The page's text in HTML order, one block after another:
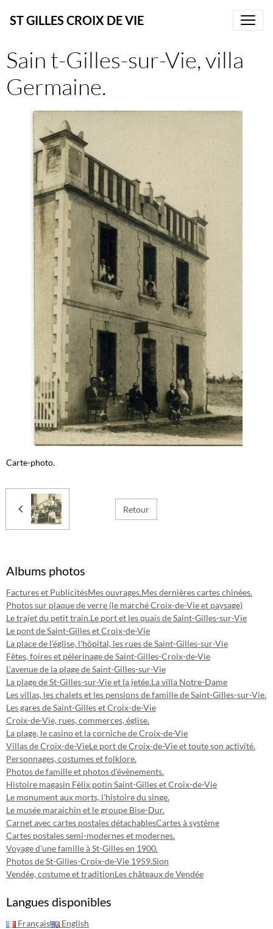
ST GILLES CROIX DE VIE
Sain t-Gilles-sur-Vie, villa
Germaine.
Carte-photo.
Retour
Albums photos
Factures et PublicitésMes ouvrages.Mes dernières cartes chinées.
Photos sur plaque de verre (le marché Croix-de-Vie et paysage)
Le trajet du petit train.Le port et les quais de Saint-Gilles-sur-Vie
Le pont de Saint-Gilles et Croix-de-Vie
La place de l'église, l'hôpital, les rues de Saint-Gilles-sur-Vie
Fêtes, foires et pélerinage de Saint-Gilles-Croix-de-Vie
L'avenue de la plage de Saint-Gilles-sur-Vie
La plage de St-Gilles-sur-Vie et la jetée.La villa Notre-Dame
Les villas, les chalets et les pensions de famille de Saint-Gilles-sur-Vie.
Les gares de Saint-Gilles et Croix-de-Vie
Croix-de-Vie, rues, commerces, église.
La plage, le casino et la corniche de Croix-de-Vie
Villas de Croix-de-VieLe port de Croix-de-Vie et toute son activité.
Personnages, costumes et folklore.
Photos de famille et photos d'évènements.
Histoire magasin Félix potin Saint-Gilles et Croix-de-Vie
Le monument aux morts, l'histoire du singe.
Le musée maraichin et le groupe Bise-Dur.
Carnet avec cartes postales détachablesCartes à système
Cartes postales semi-modernes et modernes.
Voyage d'une famille à St-Gilles en 1900.
Photos de St-Gilles-Croix-de-Vie 1959.Sion
Vendée, costume et traditionLes châteaux de Vendée
Langues disponibles
Français English